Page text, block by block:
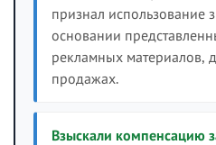
признал использование
основании
рекламных материалов,
продажах.
Взыскали компенсацию